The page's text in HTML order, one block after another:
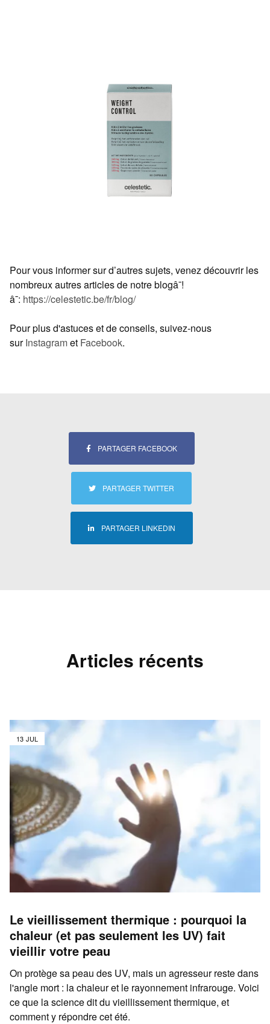
Pour vous informer sur d’autres sujets, venez découvrir les
nombreux autres articles de notre blogâ¯!
â¯: https://celestetic.be/fr/blog/
Pour plus d'astuces et de conseils, suivez-nous
surInstagramet Facebook.
PARTAGER FACEBOOK
PARTAGER TWITTER
PARTAGER LINKEDIN
Articles récents
13 JUL
Le vieillissement thermique : pourquoi la
chaleur (et pas seulement les UV) fait
vieillir votre peau
On protège sa peau des UV, mais un agresseur reste dans
l'angle mort : la chaleur et le rayonnement infrarouge. Voici
ce que la science dit du vieillissement thermique, et
comment y répondre cet été.